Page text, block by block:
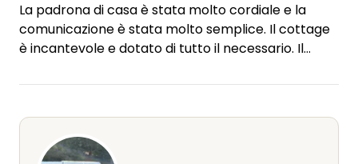
La padrona di casa è stata molto cordiale e la
comunicazione è stata molto semplice. Il cottage
è incantevole e dotato di tutto il necessario. Il
molto bella, un piccolo negozio e un ristorante.